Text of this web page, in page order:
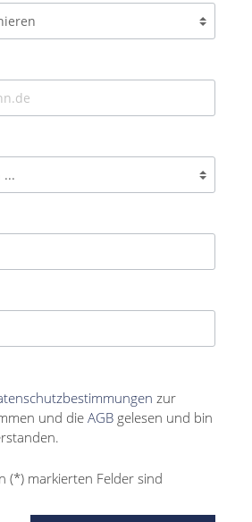
zur
und die AGB gelesen und bin
(*) markierten Felder sind